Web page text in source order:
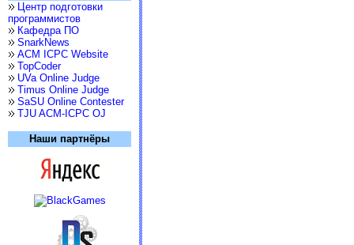
Центр подготовки
программистов
Кафедра ПО
SnarkNews
ACM ICPC Website
TopCoder
UVa Online Judge
Timus Online Judge
SaSU Online Contester
TJU ACM-ICPC OJ
Наши партнёры